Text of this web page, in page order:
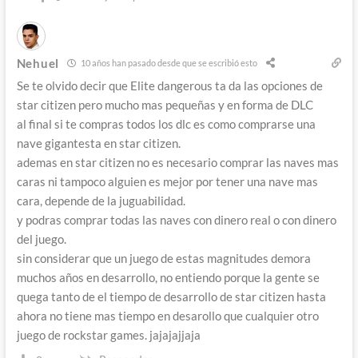
Nehuel 10 años han pasado desde que se escribió esto
Se te olvido decir que Elite dangerous ta da las opciones de
star citizen pero mucho mas pequeñas y en forma de DLC
al final si te compras todos los dlc es como comprarse una
nave gigantesta en star citizen.
ademas en star citizen no es necesario comprar las naves mas
caras ni tampoco alguien es mejor por tener una nave mas
cara, depende de la juguabilidad.
y podras comprar todas las naves con dinero real o con dinero
del juego.
sin considerar que un juego de estas magnitudes demora
muchos años en desarrollo, no entiendo porque la gente se
quega tanto de el tiempo de desarrollo de star citizen hasta
ahora no tiene mas tiempo en desarollo que cualquier otro
juego de rockstar games. jajajajjaja